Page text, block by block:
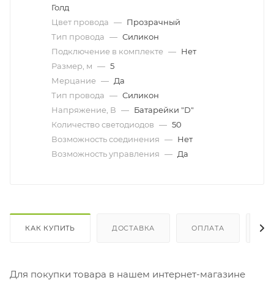
Голд
Цвет провода — Прозрачный
Тип провода — Силикон
Подключение в комплекте — Нет
Размер, м — 5
Мерцание — Да
Тип провода — Силикон
Напряжение, В — Батарейки "D"
Количество светодиодов — 50
Возможность соединения — Нет
Возможность управления — Да
КАК КУПИТЬ ДОСТАВКА ОПЛАТА
Для покупки товара в нашем интернет-магазине